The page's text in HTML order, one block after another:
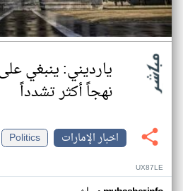
يارديني: ينبغي
نهجاً أكثر تشدداً
اخبار الإمارات
Politics
UX87LE